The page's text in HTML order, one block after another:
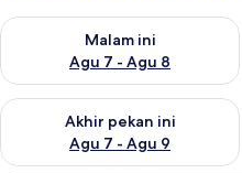
Malam ini
Agu 7 - Agu 8
Periksa ketersediaan untuk
Akhir pekan ini
Agu 7 - Agu 9
Periksa ketersediaan untuk